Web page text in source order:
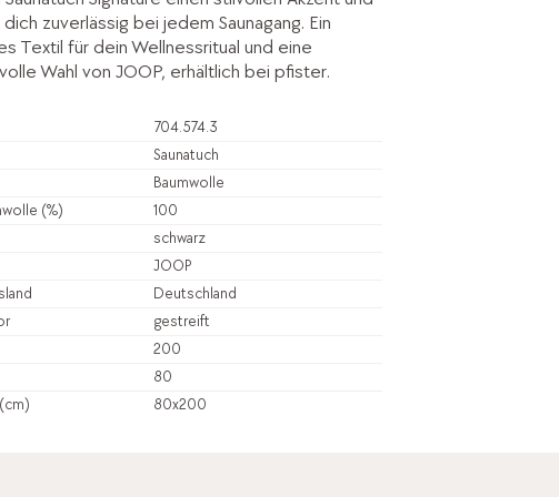
zuverlässig bei jedem Saunagang. Ein
Textil für dein Wellnessritual und eine
Wahl von JOOP, erhältlich bei pfister.
704.574.3
Saunatuch
Baumwolle
(%)
100
schwarz
JOOP
Deutschland
gestreift
200
80
80x200